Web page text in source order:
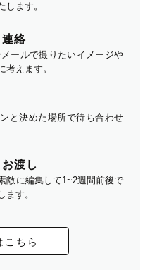
します。
絡
ールで撮りたいイメージや
考えます。
と決めた場所で待ち合わせ
渡し
敵に編集して1~2週間前後で
ます。
こちら